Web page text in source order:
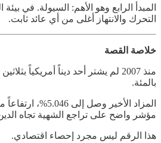
المبدأ الرابع وهو الأهم: السيولة. في
التحرك والانتهاز أغلى من أي عائد ثابت.
خلاصة القصة
منذ 2007 لم يشتر أحد ديناً أمريكياً
بالمئة.
مؤشر واضح على تراجع الشهية تجاه
هذا الرقم ليس مجرد إحصاء اقتصادي.